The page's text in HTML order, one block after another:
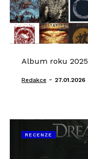
Album roku 2025
Redakce - 27.01.2026
RECENZE